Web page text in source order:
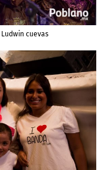
Ludwin cuevas